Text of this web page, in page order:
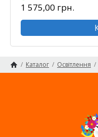
1 575,00 грн.
/ Каталог / Освітлення /